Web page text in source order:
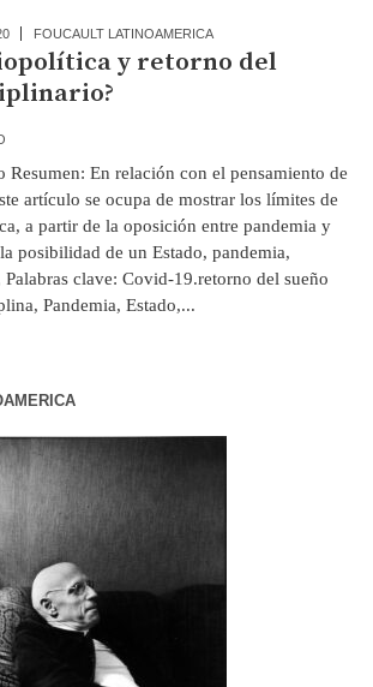
FOUCAULT LATINOAMERICA
y retorno del
Resumen: En relación con el pensamiento de
artículo se ocupa de mostrar los límites de
a partir de la oposición entre pandemia y
posibilidad de un Estado, pandemia,
clave: Covid-19.retorno del sueño
Pandemia, Estado,...